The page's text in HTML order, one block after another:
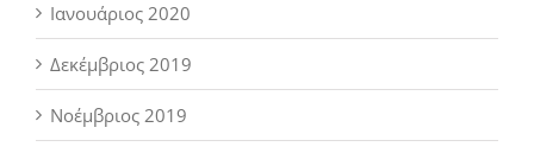
Ιανουάριος 2020
Δεκέμβριος 2019
Νοέμβριος 2019